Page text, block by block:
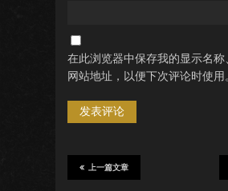
在此浏览器中保存我的显示名
网站地址，以便下次评论时使用。
上一篇文章